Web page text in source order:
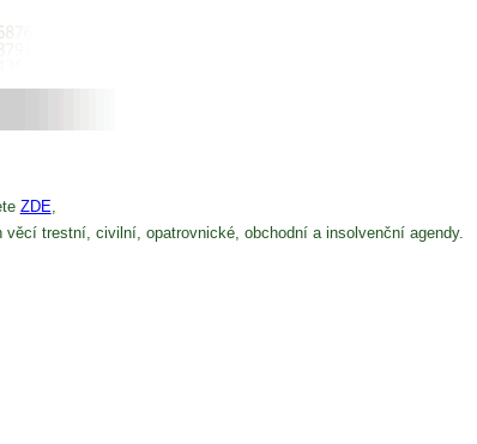
ZDE
trestní, civilní, opatrovnické, obchodní a insolvenční agendy.